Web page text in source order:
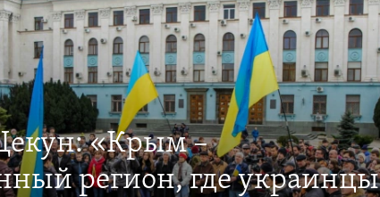
«Крым –
регион, где украинцы